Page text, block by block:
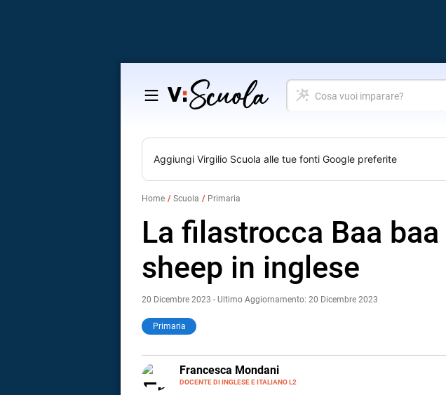
Salta
contenuto
Cosa
vuoi
Aggiungi Virgilio Scuola alle tue fonti Google preferite
Home Scuola Primaria
La filastrocca Baa
sheep in inglese
20 Dicembre 2023 - Ultimo Aggiornamento: 20 Dicembre 2023
Primaria
Francesca Mondani
DOCENTE DI INGLESE E ITALIANO L2
LINKEDIN
INSTAGRAM